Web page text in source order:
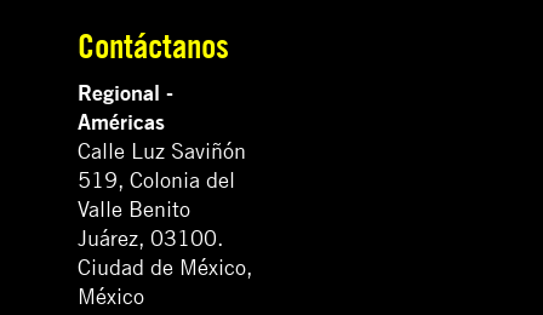
Contáctanos
Regional -
Américas
Calle Luz Saviñón
519, Colonia del
Valle Benito
Juárez, 03100.
Ciudad de México,
México